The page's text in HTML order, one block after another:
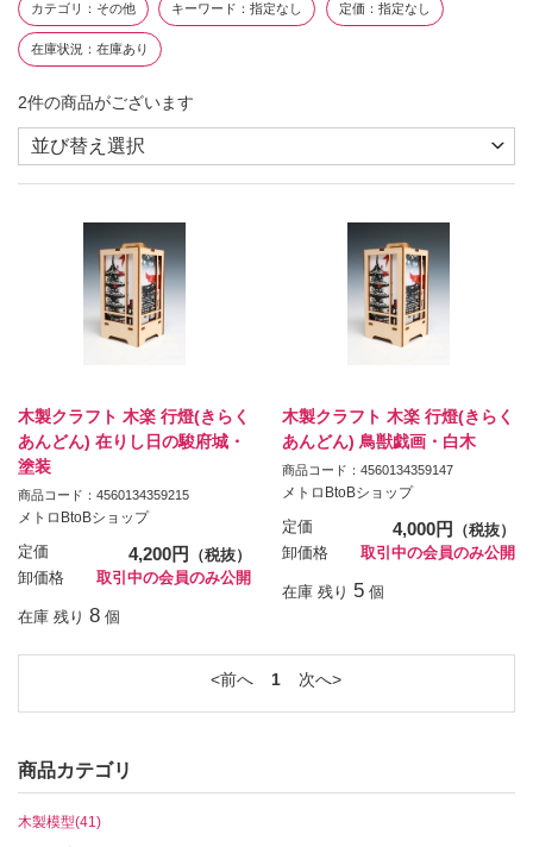
カテゴリ その他 キーワード 指定なし 定価 指定なし
在庫状況 在庫あり
2件の商品がございます
木製クラフト 木楽 行燈(きらく
あんどん) 在りし日の駿府城・
塗装
商品コード：4560134359215
メトロBtoBショップ
定価 4,200円
（税抜）
卸価格
取引中の会員のみ公開
在庫 残り 8 個
木製クラフト 木楽 行燈(きらく
あんどん) 鳥獣戯画・白木
商品コード：4560134359147
メトロBtoBショップ
定価 4,000円
（税抜）
卸価格
取引中の会員のみ公開
在庫 残り 5 個
前へ 1 次へ
商品カテゴリ
木製模型(41)